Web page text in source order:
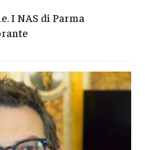
I NAS di Parma